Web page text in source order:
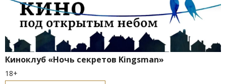
Киноклуб «Ночь секретов Kingsman»
18+